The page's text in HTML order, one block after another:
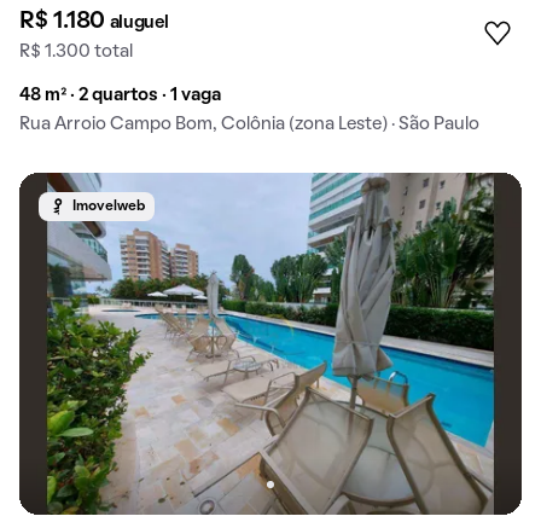
R$ 1.180 aluguel
R$ 1.300 total
48 m² · 2 quartos · 1 vaga
Rua Arroio Campo Bom, Colônia (zona Leste) · São Paulo
Imovelweb